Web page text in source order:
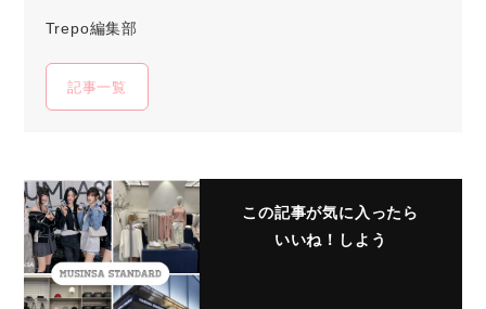
Trepo編集部
記事一覧
この記事が気に入ったら
いいね！しよう